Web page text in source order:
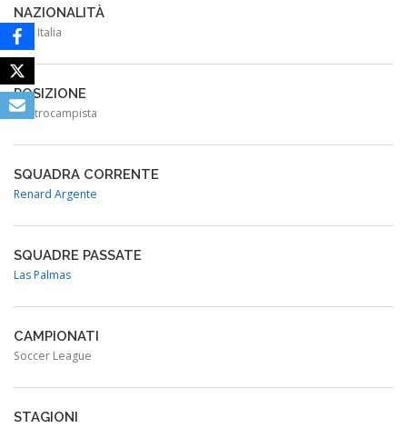
NAZIONALITÀ
Italia
POSIZIONE
Centrocampista
SQUADRA CORRENTE
Renard Argente
SQUADRE PASSATE
Las Palmas
CAMPIONATI
Soccer League
STAGIONI